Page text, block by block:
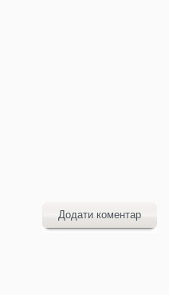
Додати коментар